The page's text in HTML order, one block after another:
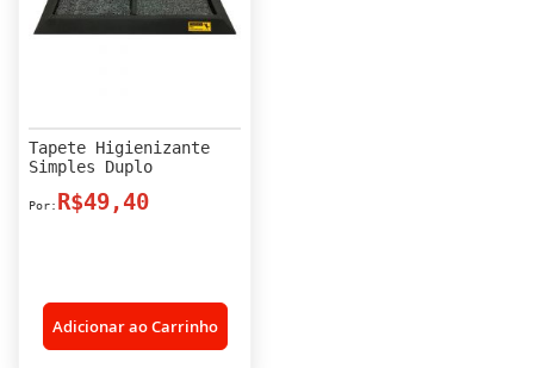
Tapete Higienizante
Simples Duplo
R$49,40
Adicionar ao Carrinho